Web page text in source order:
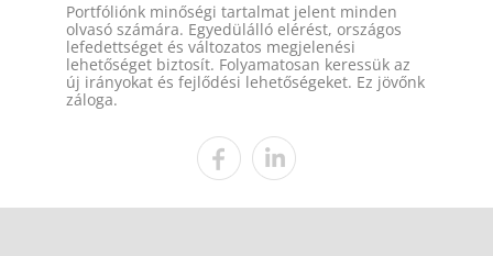
Portfóliónk minőségi tartalmat jelent minden
olvasó számára. Egyedülálló elérést, országos
lefedettséget és változatos megjelenési
lehetőséget biztosít. Folyamatosan keressük az
új irányokat és fejlődési lehetőségeket. Ez jövőnk
záloga.